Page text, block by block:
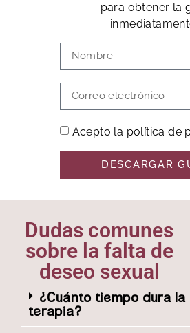
para obtener la
Acepto la política de
DESCARGAR
Dudas comunes
sobre la falta de
deseo sexual
¿Cuánto tiempo dura la
terapia?